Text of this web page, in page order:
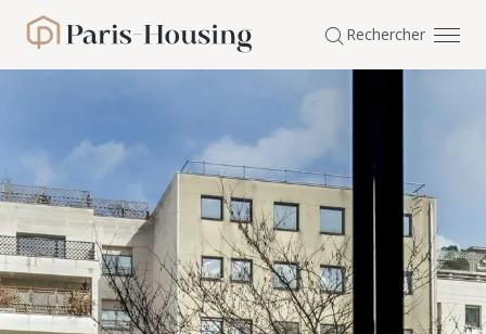
Paris-Housing - Accueil Rechercher
Panneau de gestion des cookies